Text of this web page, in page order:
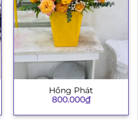
Hồng Phát
800.000₫